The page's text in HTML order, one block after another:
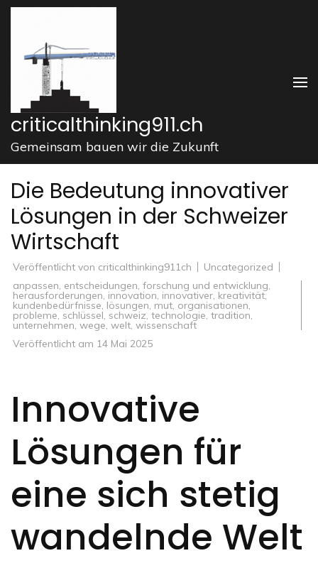
Zum
springen
drücken)
criticalthinking911.ch
Gemeinsam bauen wir die Zukunft
Die Bedeutung innovativer
Lösungen in der Schweizer
Wirtschaft
Veröffentlicht von criticalthinking911ch
Uncategorized
anpassen, entscheidungen, forschung und entwicklung,
herausforderungen, innovation, innovativer, kreativität,
kundenbedürfnisse, lösungen, mut, organisationen,
probleme, schlüssel, schweiz, technologie, tradition,
unternehmen, wege, welt, wissenschaft
Veröffentlicht am 14 Mai 2025
Innovative
Lösungen für
eine sich stetig
wandelnde Welt